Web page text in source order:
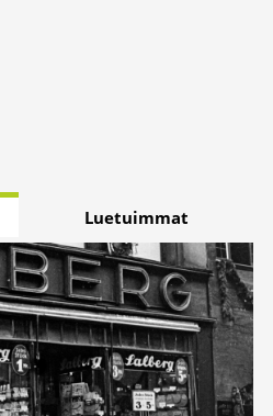
Luetuimmat